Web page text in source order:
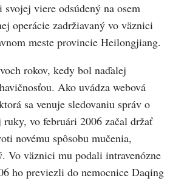
viere odsúdený na osem
operácie zadržiavaný vo väznici
meste provincie Heilongjiang.
rokov, kedy bol naďalej
Ako uvádza webová
sa venuje sledovaniu správ o
ruky, vo februári 2006 začal držať
novému spôsobu mučenia,
Vo väznici mu podali intravenózne
ho previezli do nemocnice Daqing